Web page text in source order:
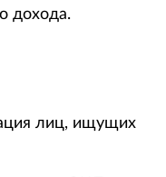
дохода.
лиц, ищущих